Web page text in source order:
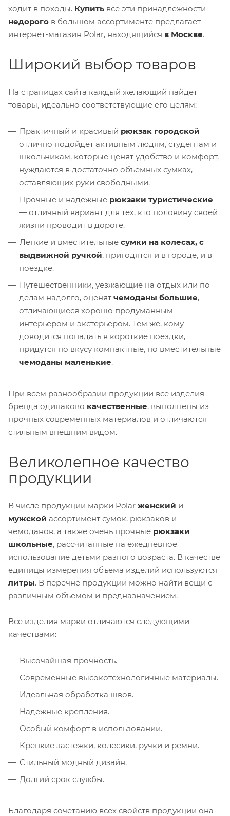
ходит в походы. Купить все эти принадлежности
недорого в большом ассортименте предлагает
интернет-магазин Polar, находящийся в Москве.
Широкий выбор товаров
На страницах сайта каждый желающий найдет
товары, идеально соответствующие его целям:
Практичный и красивый рюкзак городской
отлично подойдет активным людям, студентам и
школьникам, которые ценят удобство и комфорт,
нуждаются в достаточно объемных сумках,
оставляющих руки свободными.
Прочные и надежные рюкзаки туристические
— отличный вариант для тех, кто половину своей
жизни проводит в дороге.
Легкие и вместительные сумки на колесах, с
выдвижной ручкой, пригодятся и в городе, и в
поездке.
Путешественники, уезжающие на отдых или по
делам надолго, оценят чемоданы большие,
отличающиеся хорошо продуманным
интерьером и экстерьером. Тем же, кому
доводится попадать в короткие поездки,
придутся по вкусу компактные, но вместительные
чемоданы маленькие.
При всем разнообразии продукции все изделия
бренда одинаково качественные, выполнены из
прочных современных материалов и отличаются
стильным внешним видом.
Великолепное качество
продукции
В числе продукции марки Polar женский и
мужской ассортимент сумок, рюкзаков и
чемоданов, а также очень прочные рюкзаки
школьные, рассчитанные на ежедневное
использование детьми разного возраста. В качестве
единицы измерения объема изделий используются
литры. В перечне продукции можно найти вещи с
различным объемом и предназначением.
Все изделия марки отличаются следующими
качествами:
Высочайшая прочность.
Современные высокотехнологичные материалы.
Идеальная обработка швов.
Надежные крепления.
Особый комфорт в использовании.
Крепкие застежки, колесики, ручки и ремни.
Стильный модный дизайн.
Долгий срок службы.
Благодаря сочетанию всех свойств продукции она